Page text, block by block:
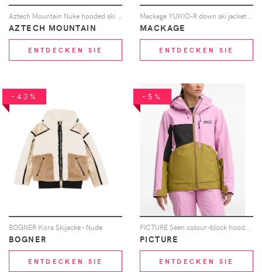
AZTECH MOUNTAIN
ENTDECKEN SIE
MACKAGE
ENTDECKEN SIE
-43%
BOGNER Kora Skijacke - Nude
BOGNER
ENTDECKEN SIE
-5%
PICTURE
ENTDECKEN SIE